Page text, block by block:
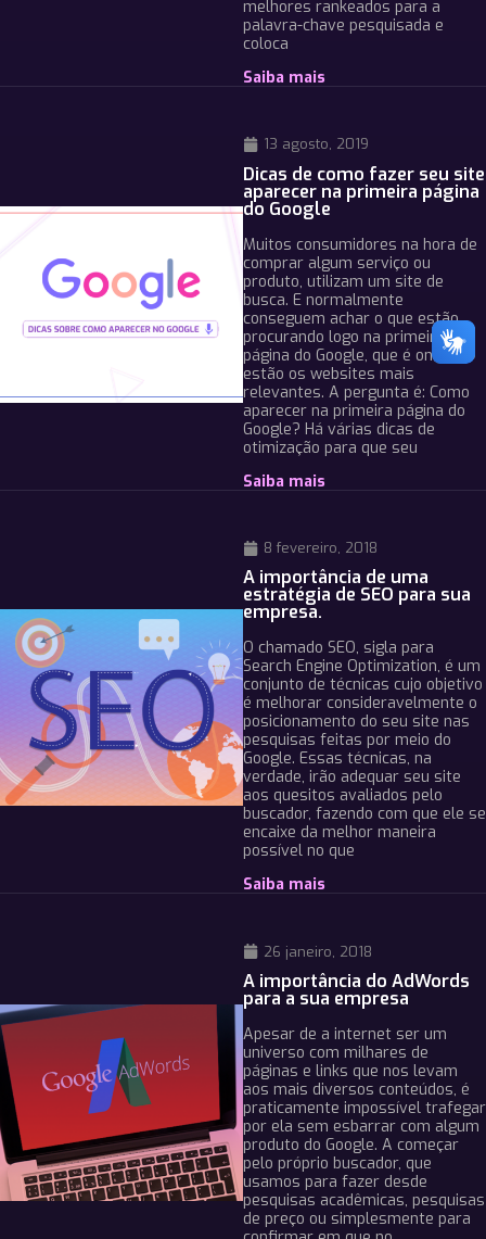
melhores rankeados para a
palavra-chave pesquisada e
coloca
Saiba mais
13 agosto, 2019
Dicas de como fazer seu site
aparecer na primeira página
do Google
Muitos consumidores na hora de
comprar algum serviço ou
produto, utilizam um site de
busca. E normalmente
conseguem achar o que estão
procurando logo na primeira
página do Google, que é onde
estão os websites mais
relevantes. A pergunta é: Como
aparecer na primeira página do
Google? Há várias dicas de
otimização para que seu
Saiba mais
8 fevereiro, 2018
A importância de uma
estratégia de SEO para sua
empresa.
O chamado SEO, sigla para
Search Engine Optimization, é um
conjunto de técnicas cujo objetivo
é melhorar consideravelmente o
posicionamento do seu site nas
pesquisas feitas por meio do
Google. Essas técnicas, na
verdade, irão adequar seu site
aos quesitos avaliados pelo
buscador, fazendo com que ele se
encaixe da melhor maneira
possível no que
Saiba mais
26 janeiro, 2018
A importância do AdWords
para a sua empresa
Apesar de a internet ser um
universo com milhares de
páginas e links que nos levam
aos mais diversos conteúdos, é
praticamente impossível trafegar
por ela sem esbarrar com algum
produto do Google. A começar
pelo próprio buscador, que
usamos para fazer desde
pesquisas acadêmicas, pesquisas
de preço ou simplesmente para